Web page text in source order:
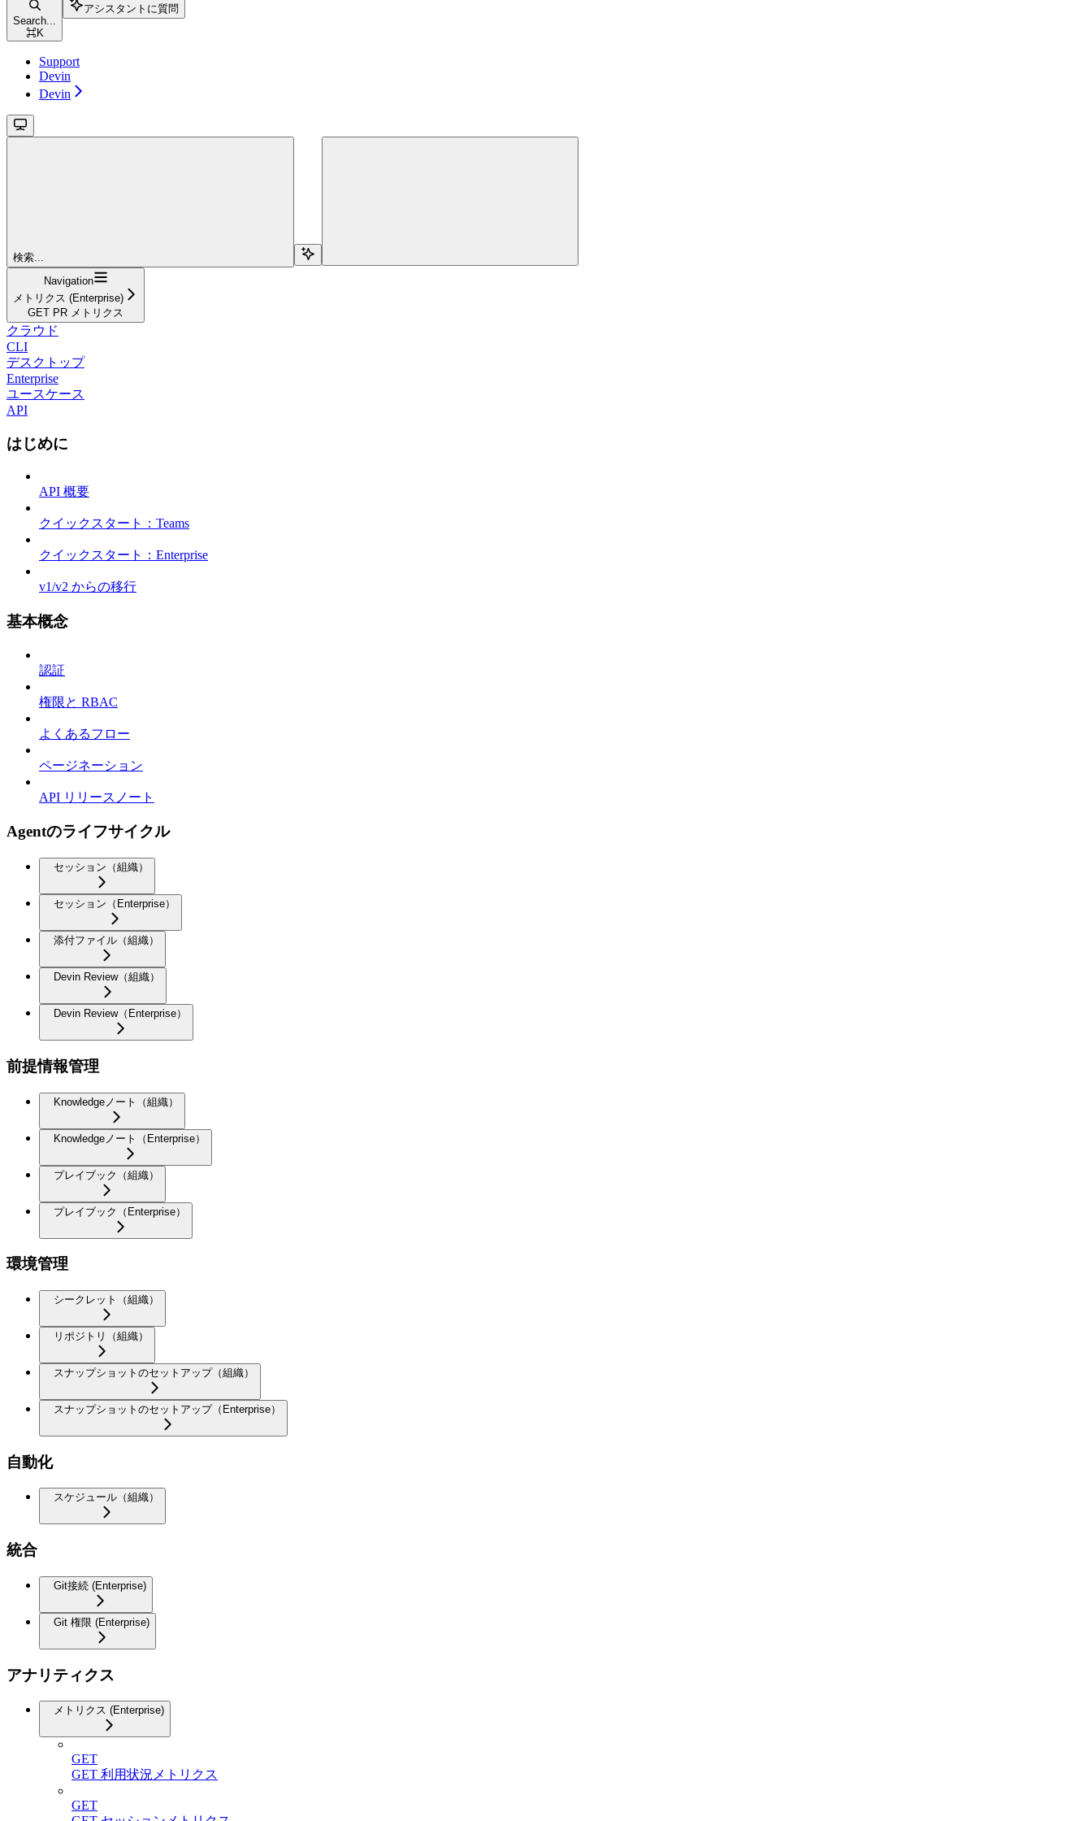
Search...
⌘K
アシスタントに質問
Support
Devin
Devin
検索...
Navigation
メトリクス (Enterprise)
GET PR メトリクス
クラウド
CLI
デスクトップ
Enterprise
ユースケース
API
はじめに
API 概要
クイックスタート：Teams
クイックスタート：Enterprise
v1/v2 からの移行
基本概念
認証
権限と RBAC
よくあるフロー
ページネーション
API リリースノート
Agentのライフサイクル
セッション（組織）
セッション（Enterprise）
添付ファイル（組織）
Devin Review（組織）
Devin Review（Enterprise）
前提情報管理
Knowledgeノート（組織）
Knowledgeノート（Enterprise）
プレイブック（組織）
プレイブック（Enterprise）
環境管理
シークレット（組織）
リポジトリ（組織）
スナップショットのセットアップ（組織）
スナップショットのセットアップ（Enterprise）
自動化
スケジュール（組織）
統合
Git接続 (Enterprise)
Git 権限 (Enterprise)
アナリティクス
メトリクス (Enterprise)
GET
GET 利用状況メトリクス
GET